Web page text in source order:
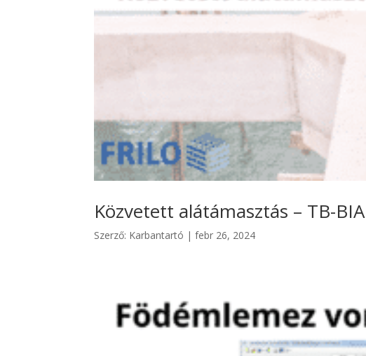
Közvetett alátámasztás – TB-BIA
Szerző: Karbantartó |febr 26, 2024